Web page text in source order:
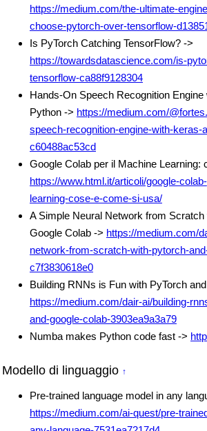
https://medium.com/the-ultimate-
choose-pytorch-over-tensorflow-
Is PyTorch Catching TensorFlow? ->
https://towardsdatascience.com/is-
tensorflow-ca88f9128304
Hands-On Speech Recognition
Python -> https://medium.com/
speech-recognition-engine-with-keras-
c60488ac53cd
Google Colab per il Machine Learning:
https://www.html.it/articoli/google-
learning-cose-e-come-si-usa/
A Simple Neural Network from Scratch
Google Colab -> https://medium.com/
network-from-scratch-with-pytorch-
c7f3830618e0
Building RNNs is Fun with PyTorch
https://medium.com/dair-ai/building-
and-google-colab-3903ea9a3a79
Numba makes Python code fast ->
Modello di linguaggio ↑
Pre-trained language model in any
https://medium.com/ai-quest/pre-